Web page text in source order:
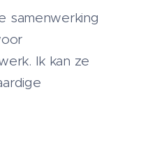
samenwerking
Ik kan ze